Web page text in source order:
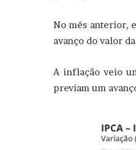
No mês anterior,
avanço do valor
A inflação veio
previam um